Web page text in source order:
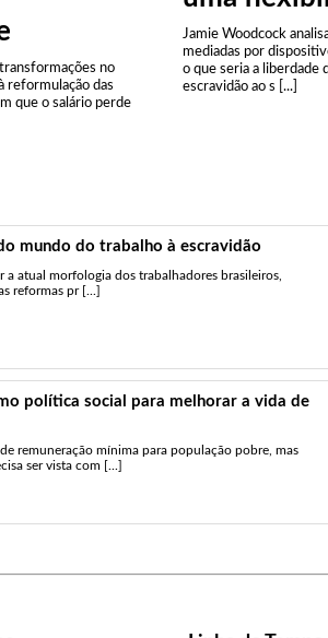
no
reformulação das
que o salário perde
Jamie Woodcock
mediadas por
o que seria a liberdade
escravidão ao s [...]
mundo do trabalho à escravidão
a atual morfologia dos trabalhadores brasileiros,
reformas pr [...]
política social para melhorar a vida de
remuneração mínima para população pobre, mas
ser vista com [...]